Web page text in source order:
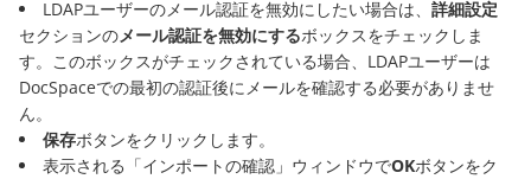
LDAPユーザーのメール認証を無効にしたい場合は、 詳細設定
セクションのメール認証を無効にするボックスをチェックしま
す。このボックスがチェックされている場合、LDAPユーザーは
DocSpaceでの最初の認証後にメールを確認する必要がありませ
ん。
保存ボタンをクリックします。
表示される「インポートの確認」ウィンドウでOKボタンをク